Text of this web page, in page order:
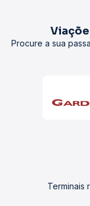
Procure a sua
Terminais